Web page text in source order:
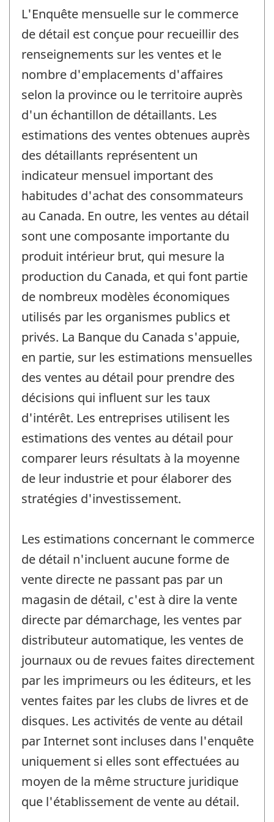
L'Enquête mensuelle sur le commerce
de détail est conçue pour recueillir des
renseignements sur les ventes et le
nombre d'emplacements d'affaires
selon la province ou le territoire auprès
d'un échantillon de détaillants. Les
estimations des ventes obtenues auprès
des détaillants représentent un
indicateur mensuel important des
habitudes d'achat des consommateurs
au Canada. En outre, les ventes au détail
sont une composante importante du
produit intérieur brut, qui mesure la
production du Canada, et qui font partie
de nombreux modèles économiques
utilisés par les organismes publics et
privés. La Banque du Canada s'appuie,
en partie, sur les estimations mensuelles
des ventes au détail pour prendre des
décisions qui influent sur les taux
d'intérêt. Les entreprises utilisent les
estimations des ventes au détail pour
comparer leurs résultats à la moyenne
de leur industrie et pour élaborer des
stratégies d'investissement.
Les estimations concernant le commerce
de détail n'incluent aucune forme de
vente directe ne passant pas par un
magasin de détail, c'est à dire la vente
directe par démarchage, les ventes par
distributeur automatique, les ventes de
journaux ou de revues faites directement
par les imprimeurs ou les éditeurs, et les
ventes faites par les clubs de livres et de
disques. Les activités de vente au détail
par Internet sont incluses dans l'enquête
uniquement si elles sont effectuées au
moyen de la même structure juridique
que l'établissement de vente au détail.